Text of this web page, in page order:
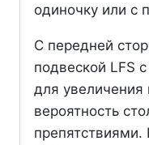
одиночку или с
С передней
подвеской LFS
для увеличения
вероятность